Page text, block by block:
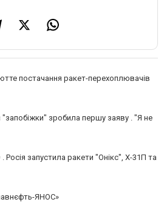
постачання ракет-перехоплювачів
зробила першу заяву . "Я не
запустила ракети "Онікс", Х-31П та
ЯНОС»